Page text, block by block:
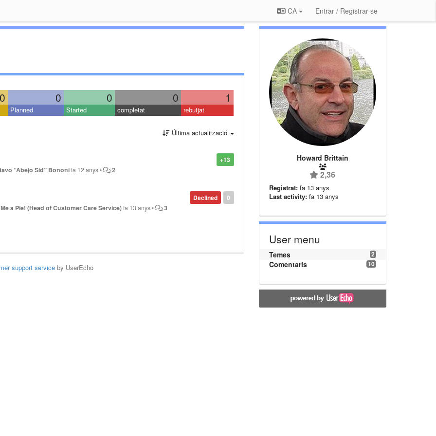
CA Entrar / Registrar-se
0 0 0 0 1
Planned Started completat rebutjat
Última actualització
+13
“Abejo Sid” Bononifa 12 anys• 2
0
Declined
a Pie! (Head of Customer Care Service)fa 13 anys• 3
support serviceby UserEcho
Howard Brittain
2,36
Registrat: fa 13 anys
Last activity: fa 13 anys
User menu
2
Temes
10
Comentaris